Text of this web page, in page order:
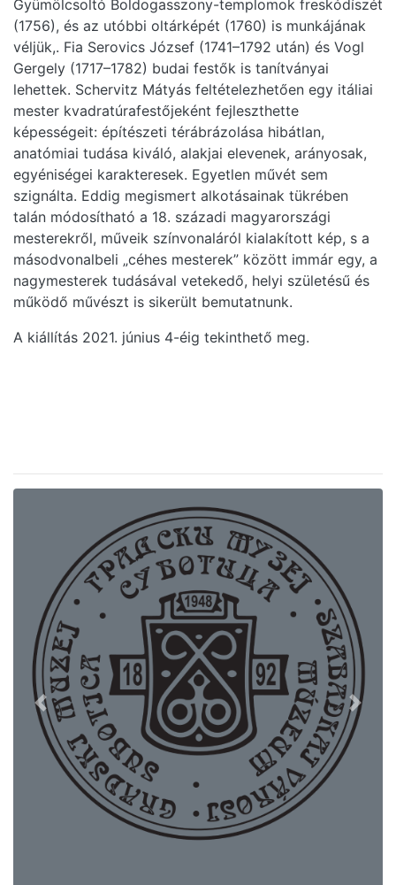
Gyümölcsoltó Boldogasszony-templomok freskódíszét
(1756), és az utóbbi oltárképét (1760) is munkájának
véljük,. Fia Serovics József (1741–1792 után) és Vogl
Gergely (1717–1782) budai festők is tanítványai
lehettek. Schervitz Mátyás feltételezhetően egy itáliai
mester kvadratúrafestőjeként fejleszthette
képességeit: építészeti térábrázolása hibátlan,
anatómiai tudása kiváló, alakjai elevenek, arányosak,
egyéniségei karakteresek. Egyetlen művét sem
szignálta. Eddig megismert alkotásainak tükrében
talán módosítható a 18. századi magyarországi
mesterekről, műveik színvonaláról kialakított kép, s a
másodvonalbeli „céhes mesterek” között immár egy, a
nagymesterek tudásával vetekedő, helyi születésű és
működő művészt is sikerült bemutatnunk.
A kiállítás 2021. június 4-éig tekinthető meg.
Previous Next